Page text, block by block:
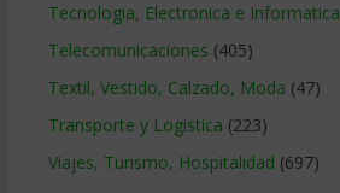
Tecnologia, Electronica e Informatica
Telecomunicaciones (405)
Textil, Vestido, Calzado, Moda (47)
Transporte y Logistica (223)
Viajes, Turismo, Hospitalidad (697)